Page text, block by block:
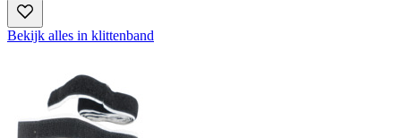
Bekijk alles in klittenband